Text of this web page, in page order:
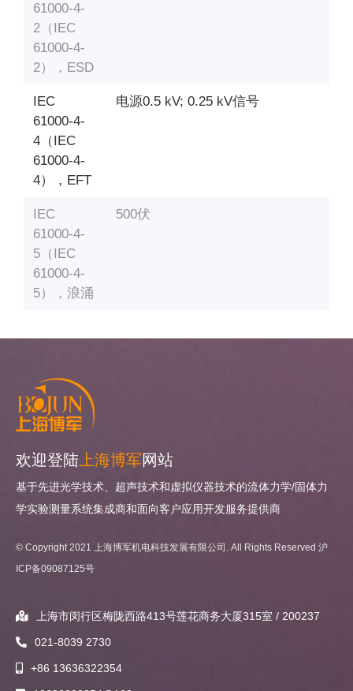
61000-4-
2（IEC
61000-4-
2），ESD
IEC
61000-4-
4（IEC
61000-4-
4），EFT
电源0.5 kV; 0.25 kV信号
IEC
61000-4-
5（IEC
61000-4-
5），浪涌
500伏
欢迎登陆 上海博军网站
基于先进光学技术、超声技术和虚拟仪器技术的流体力学/固体力
学实验测量系统集成商和面向客户应用开发服务提供商
© Copyright 2021 上海博军机电科技发展有限公司. All Rights Reserved 沪
ICP备09087125号
上海市闵行区梅陇西路413号莲花商务大厦315室 / 200237
021-8039 2730
+86 13636322354